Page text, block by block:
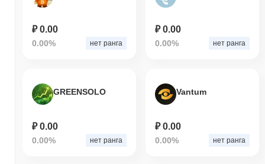
₽ 0.00
0.00% нет ранга
₽ 0.00
0.00% нет ранга
GREENSOLO
₽ 0.00
0.00% нет ранга
Vantum
₽ 0.00
0.00% нет ранга